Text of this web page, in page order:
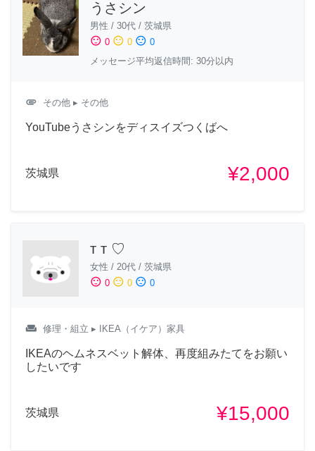
うさシン
男性 / 30代 / 茨城県
sentiment_satisfied 0 sentiment_neutral 0 sentiment_dissatisfied 0
メッセージ平均返信時間: 30分以内
attachment その他 ▸ その他
YouTubeうさシンをディスイズつくばへ
茨城県 ¥2,000
т т ♡
女性 / 20代 / 茨城県
sentiment_satisfied 0 sentiment_neutral 0 sentiment_dissatisfied 0
weekend 修理・組立 ▸ IKEA（イケア）家具
IKEAのヘムネスベット解体、再度組みたてをお願い
したいです
茨城県 ¥15,000